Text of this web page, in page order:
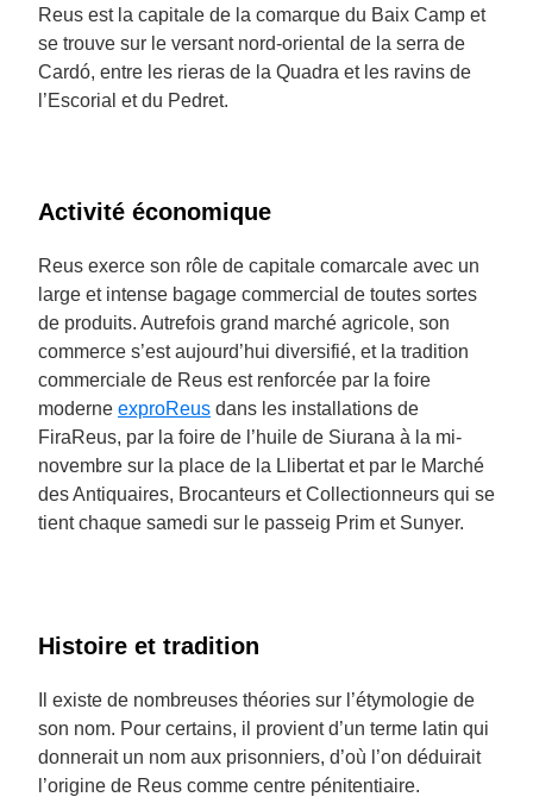
Reus est la capitale de la comarque du Baix Camp et
se trouve sur le versant nord-oriental de la serra de
Cardó, entre les rieras de la Quadra et les ravins de
l’Escorial et du Pedret.
Activité économique
Reus exerce son rôle de capitale comarcale avec un
large et intense bagage commercial de toutes sortes
de produits. Autrefois grand marché agricole, son
commerce s’est aujourd’hui diversifié, et la tradition
commerciale de Reus est renforcée par la foire
moderne exproReus dans les installations de
FiraReus, par la foire de l’huile de Siurana à la mi-
novembre sur la place de la Llibertat et par le Marché
des Antiquaires, Brocanteurs et Collectionneurs qui se
tient chaque samedi sur le passeig Prim et Sunyer.
Histoire et tradition
Il existe de nombreuses théories sur l’étymologie de
son nom. Pour certains, il provient d’un terme latin qui
donnerait un nom aux prisonniers, d’où l’on déduirait
l’origine de Reus comme centre pénitentiaire.